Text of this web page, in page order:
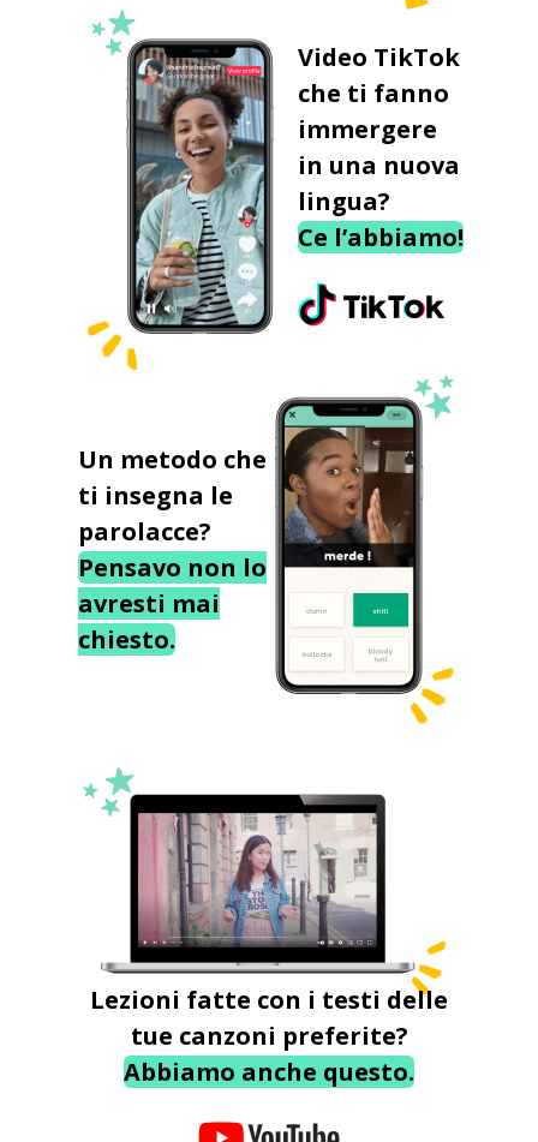
Video TikTok
che ti fanno
immergere
in una nuova
lingua?
Ce l’abbiamo!
Un metodo che
ti insegna le
parolacce?
Pensavo non lo
avresti mai
chiesto.
Lezioni fatte con i testi delle
tue canzoni preferite?
Abbiamo anche questo.